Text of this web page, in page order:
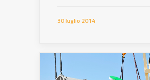
30 luglio 2014